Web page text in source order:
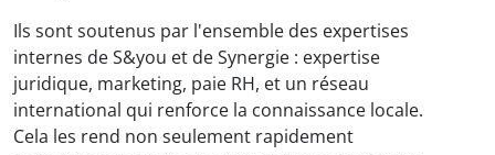
Ils sont soutenus par l'ensemble des expertises
internes de S&you et de Synergie : expertise
juridique, marketing, paie RH, et un réseau
international qui renforce la connaissance locale.
Cela les rend non seulement rapidement